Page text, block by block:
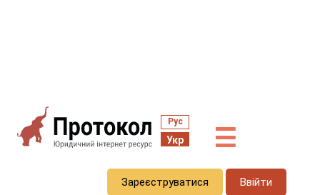
Рус
Укр ☰
Зареєструватися Ввійти